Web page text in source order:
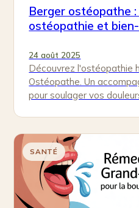
Berger ostéopathe
ostéopathie et
24 août 2025
Découvrez l'ostéopathie
Ostéopathe. Un
pour soulager vos
SANTÉ